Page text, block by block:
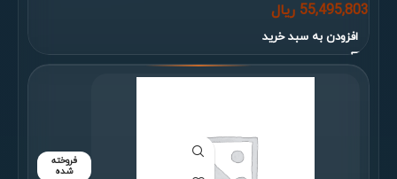
55,495,803 ریال
افزودن به سبد خرید
فروخته
شده